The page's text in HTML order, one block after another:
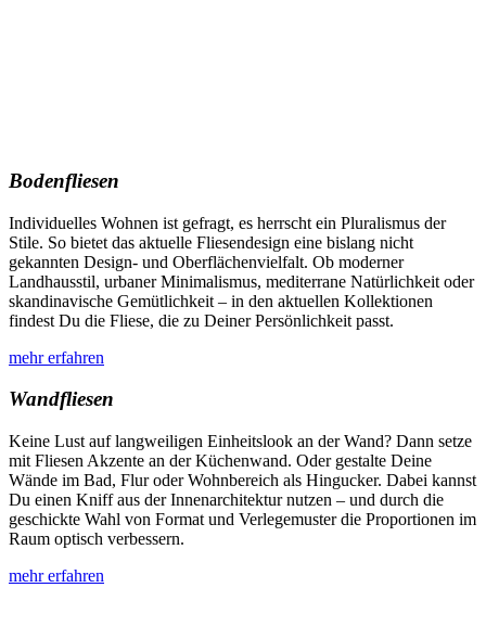
Bodenfliesen
Individuelles Wohnen ist gefragt, es herrscht ein Pluralismus der
Stile. So bietet das aktuelle Fliesendesign eine bislang nicht
gekannten Design- und Oberflächenvielfalt. Ob moderner
Landhausstil, urbaner Minimalismus, mediterrane Natürlichkeit oder
skandinavische Gemütlichkeit – in den aktuellen Kollektionen
findest Du die Fliese, die zu Deiner Persönlichkeit passt.
mehr erfahren
Wandfliesen
Keine Lust auf langweiligen Einheitslook an der Wand? Dann setze
mit Fliesen Akzente an der Küchenwand. Oder gestalte Deine
Wände im Bad, Flur oder Wohnbereich als Hingucker. Dabei kannst
Du einen Kniff aus der Innenarchitektur nutzen – und durch die
geschickte Wahl von Format und Verlegemuster die Proportionen im
Raum optisch verbessern.
mehr erfahren